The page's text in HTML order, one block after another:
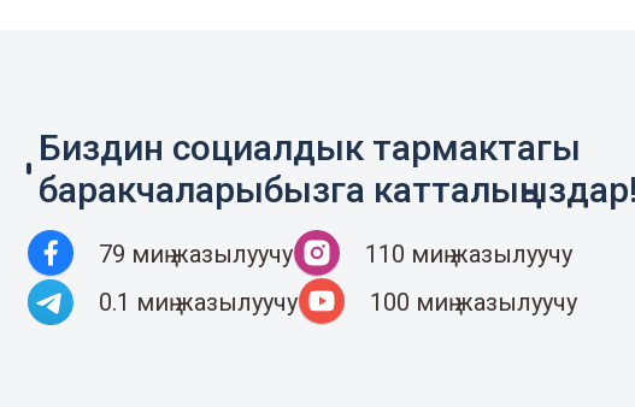
Биздин социалдык тармактагы
баракчаларыбызга катталыңыздар!
79 миң жазылуучу
110 миң жазылуучу
0.1 миң жазылуучу
100 миң жазылуучу